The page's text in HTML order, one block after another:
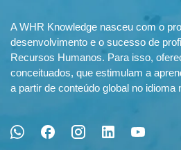
A WHR Knowledge nasceu com o
desenvolvimento e o sucesso de
Recursos Humanos. Para isso,
conceituados, que estimulam a
a partir de conteúdo global no idioma